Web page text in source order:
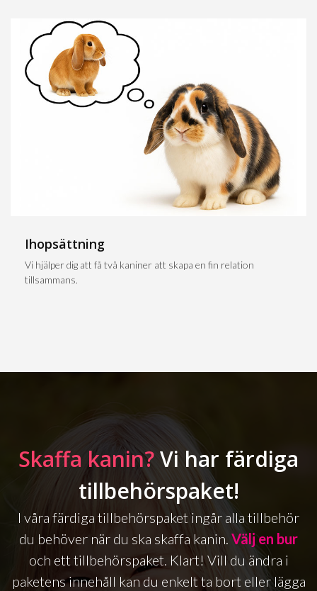
Ihopsättning
Vi hjälper dig att få två kaniner att skapa en fin relation
tillsammans.
Skaffa kanin?Vi har färdiga
tillbehörspaket!
I våra färdiga tillbehörspaket ingår alla tillbehör
du behöver när du ska skaffa kanin. Välj en bur
och ett tillbehörspaket. Klart! Vill du ändra i
paketens innehåll kan du enkelt ta bort eller lägga